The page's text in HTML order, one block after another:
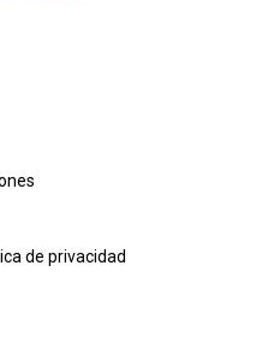
de privacidad